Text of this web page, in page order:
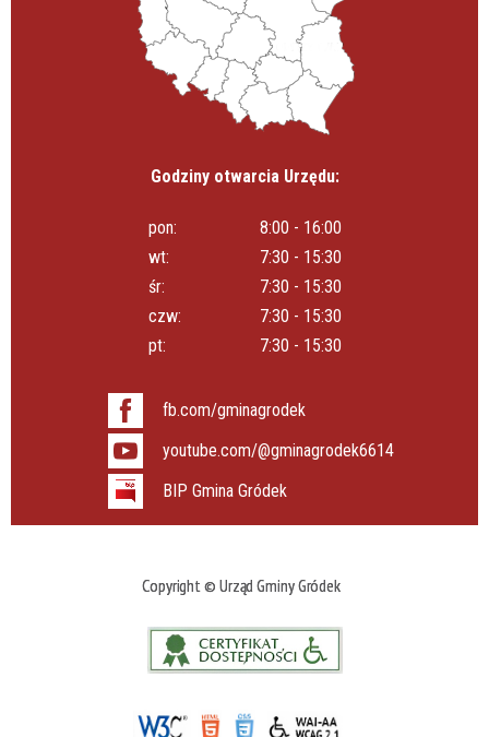
Godziny otwarcia Urzędu:
pon:
8:00 - 16:00
wt:
7:30 - 15:30
śr:
7:30 - 15:30
czw:
7:30 - 15:30
pt:
7:30 - 15:30
fb.com/gminagrodek
youtube.com/@gminagrodek6614
BIP Gmina Gródek
Copyright © Urząd Gminy Gródek